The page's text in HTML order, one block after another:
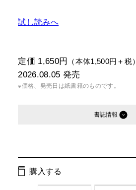
試し読みへ
定価 1,650円 （本体1,500円＋税）
2026.08.05 発売
※価格、発売日は紙書籍のものです。
書誌情報
ページ数：
購入する